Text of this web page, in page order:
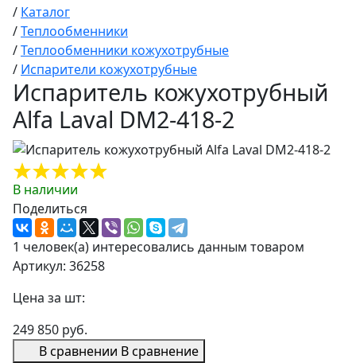
/ Каталог
/Теплообменники
/Теплообменники кожухотрубные
/ Испарители кожухотрубные
Испаритель кожухотрубный
Alfa Laval DM2-418-2
В наличии
Поделиться
1 человек(а) интересовались данным товаром
Артикул: 36258
Цена за шт:
249 850 руб.
В сравнении В сравнение